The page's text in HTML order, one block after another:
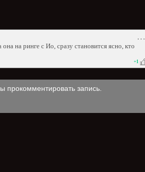
⋯
на ринге с Ио, сразу становится ясно, кто
+1
прокомментировать запись.